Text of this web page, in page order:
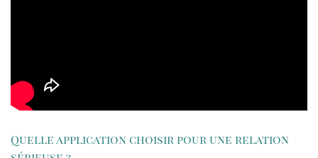
Quelle application choisir pour une relation